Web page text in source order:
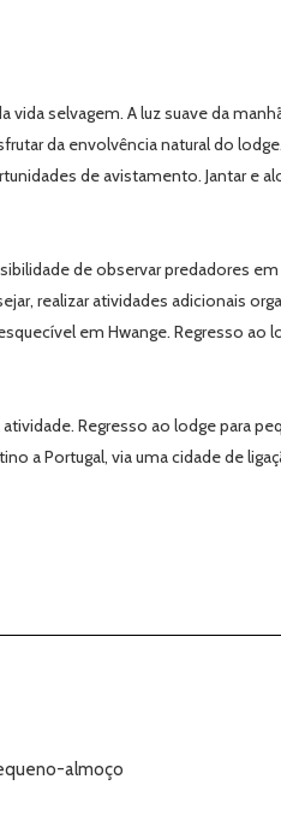
selvagem. A luz suave da
da envolvência natural do
de avistamento. Jantar e
de observar predadores
realizar atividades adicionais
em Hwange. Regresso ao
Regresso ao lodge para
a Portugal, via uma cidade de
almoço